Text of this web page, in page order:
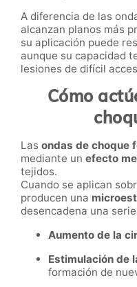
A diferencia de las
alcanzan planos más
su aplicación puede
aunque su capacidad
lesiones de difícil
Cómo
Las ondas de choque
mediante un efecto
tejidos.
Cuando se aplican
producen una
desencadena una
Aumento de la
Estimulación de
formación de